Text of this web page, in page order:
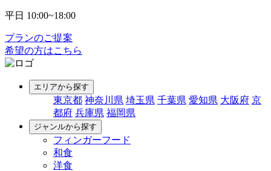
平日 10:00~18:00
プランのご提案
希望の方はこちら
エリアから探す
東京都 神奈川県 埼玉県 千葉県 愛知県 大阪府 京
都府 兵庫県 福岡県
ジャンルから探す
フィンガーフード
和食
洋食